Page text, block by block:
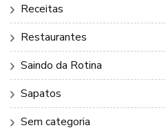
Receitas
Restaurantes
Saindo da Rotina
Sapatos
Sem categoria